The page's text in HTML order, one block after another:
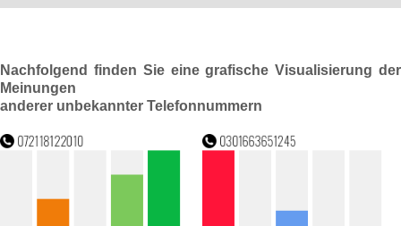
Nachfolgend finden Sie eine grafische Visualisierung der
Meinungen
anderer unbekannter Telefonnummern